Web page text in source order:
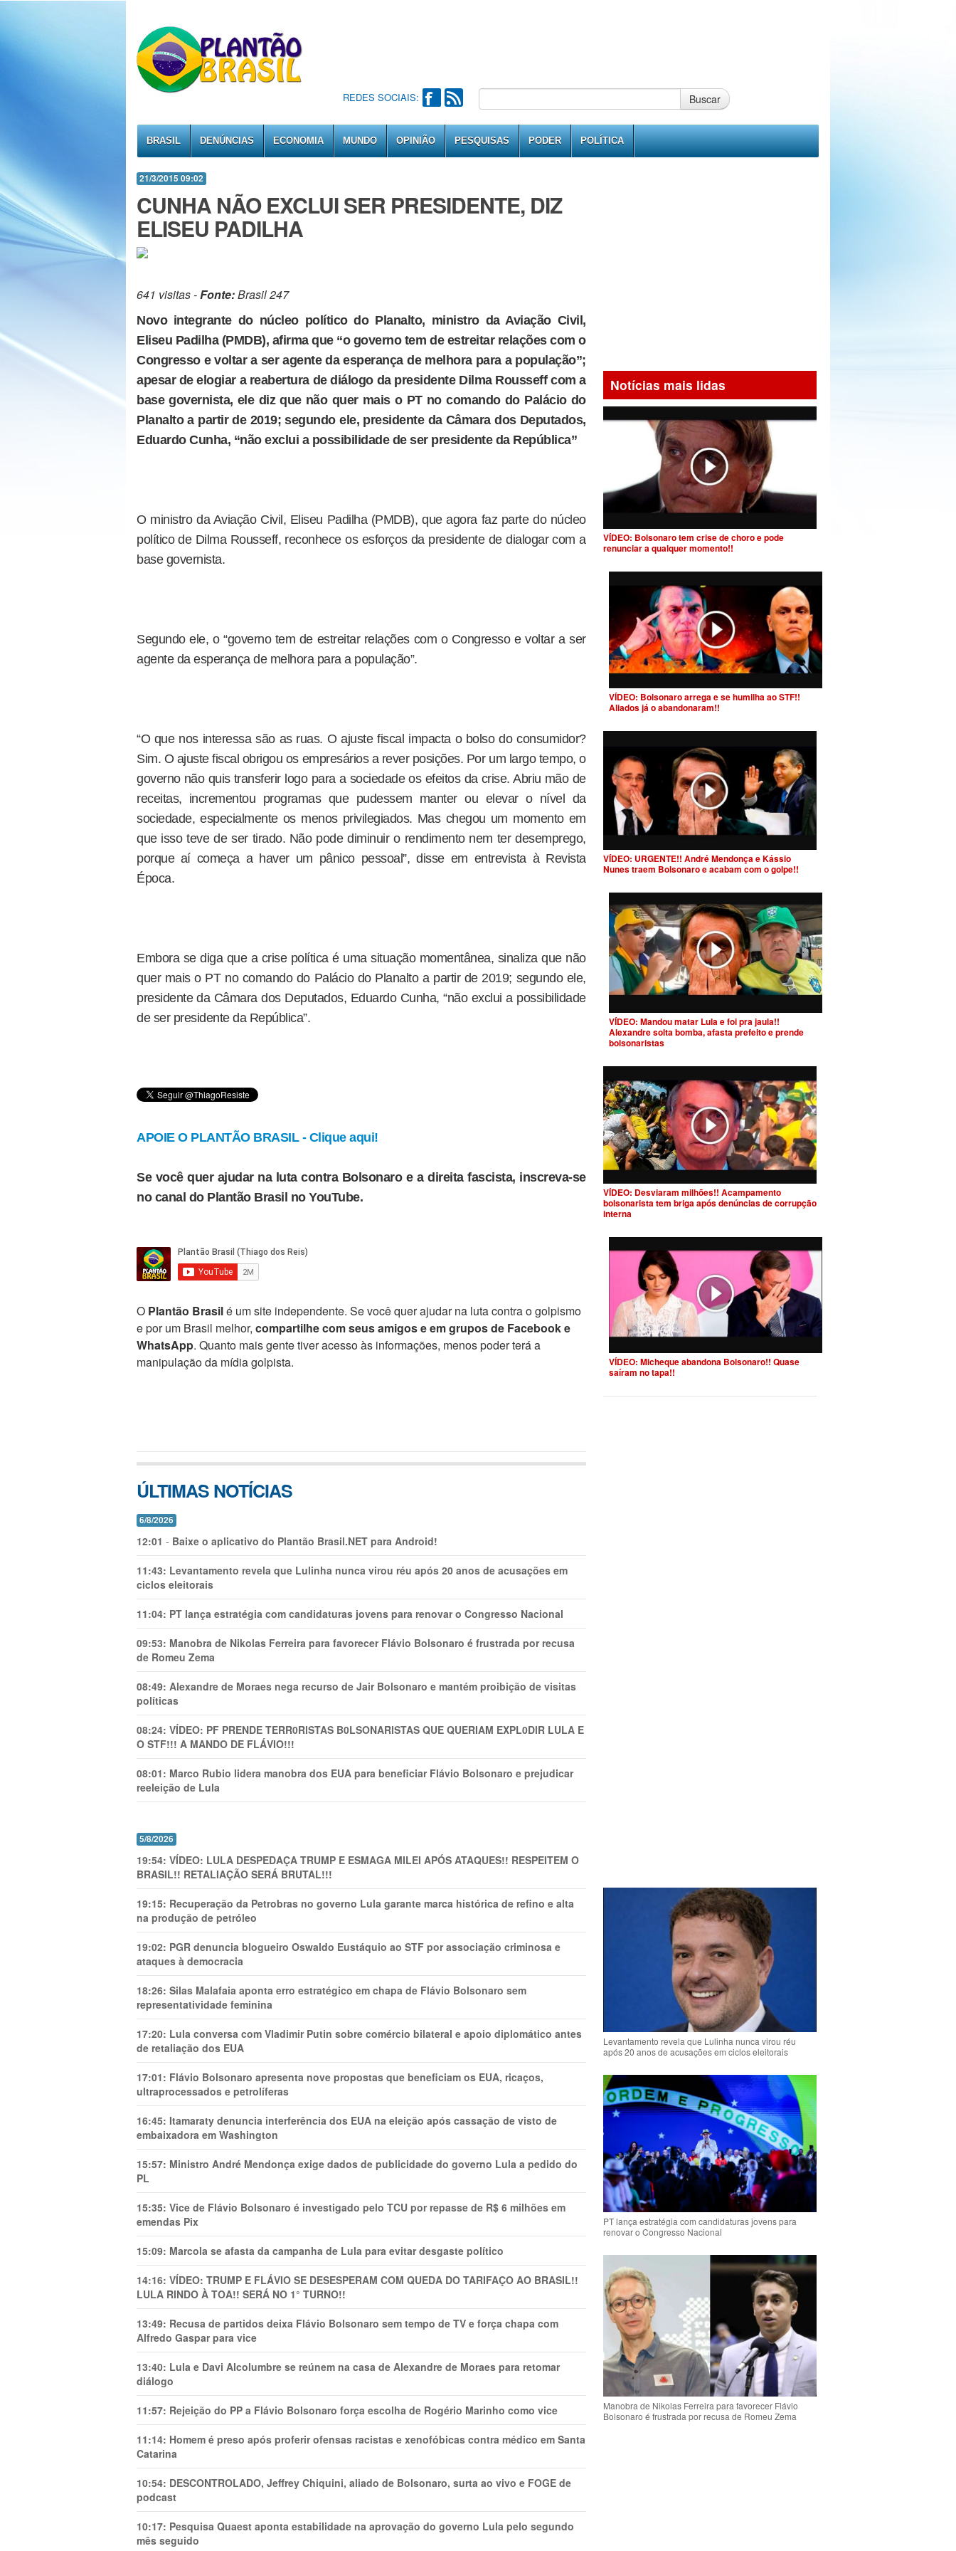
REDES SOCIAIS: Buscar
BRASIL DENÚNCIAS ECONOMIA MUNDO OPINIÃO PESQUISAS PODER POLÍTICA
21/3/2015 09:02
CUNHA NÃO EXCLUI SER PRESIDENTE, DIZ
ELISEU PADILHA
641 visitas -Fonte:Brasil 247
Novo integrante do núcleo político do Planalto, ministro da Aviação Civil,
Eliseu Padilha (PMDB), afirma que “o governo tem de estreitar relações com o
Congresso e voltar a ser agente da esperança de melhora para a população”;
apesar de elogiar a reabertura de diálogo da presidente Dilma Rousseff com a
base governista, ele diz que não quer mais o PT no comando do Palácio do
Planalto a partir de 2019; segundo ele, presidente da Câmara dos Deputados,
Eduardo Cunha, “não exclui a possibilidade de ser presidente da República”
O ministro da Aviação Civil, Eliseu Padilha (PMDB), que agora faz parte do núcleo
político de Dilma Rousseff, reconhece os esforços da presidente de dialogar com a
base governista.
Segundo ele, o “governo tem de estreitar relações com o Congresso e voltar a ser
agente da esperança de melhora para a população”.
“O que nos interessa são as ruas. O ajuste fiscal impacta o bolso do consumidor?
Sim. O ajuste fiscal obrigou os empresários a rever posições. Por um largo tempo, o
governo não quis transferir logo para a sociedade os efeitos da crise. Abriu mão de
receitas, incrementou programas que pudessem manter ou elevar o nível da
sociedade, especialmente os menos privilegiados. Mas chegou um momento em
que isso teve de ser tirado. Não pode diminuir o rendimento nem ter desemprego,
porque aí começa a haver um pânico pessoal”, disse em entrevista à Revista
Época.
Embora se diga que a crise política é uma situação momentânea, sinaliza que não
quer mais o PT no comando do Palácio do Planalto a partir de 2019; segundo ele,
presidente da Câmara dos Deputados, Eduardo Cunha, “não exclui a possibilidade
de ser presidente da República”.
APOIE O PLANTÃO BRASIL - Clique aqui!
Se você quer ajudar na luta contra Bolsonaro e a direita fascista, inscreva-se
no canal do Plantão Brasil no YouTube.
O Plantão Brasilé um site independente. Se você quer ajudar na luta contra o golpismo
e por um Brasil melhor, compartilhe com seus amigos e em grupos de Facebook e
WhatsApp. Quanto mais gente tiver acesso às informações, menos poder terá a
manipulação da mídia golpista.
ÚLTIMAS NOTÍCIAS
6/8/2026
12:01 - Baixe o aplicativo do Plantão Brasil.NET para Android!
11:43: Levantamento revela que Lulinha nunca virou réu após 20 anos de acusações em
ciclos eleitorais
11:04: PT lança estratégia com candidaturas jovens para renovar o Congresso Nacional
09:53: Manobra de Nikolas Ferreira para favorecer Flávio Bolsonaro é frustrada por recusa
de Romeu Zema
08:49: Alexandre de Moraes nega recurso de Jair Bolsonaro e mantém proibição de visitas
políticas
08:24: VÍDEO: PF PRENDE TERR0RlSTAS B0LSONARlSTAS QUE QUERIAM EXPL0DlR LULA E
O STF!!! A MANDO DE FLÁVIO!!!
08:01: Marco Rubio lidera manobra dos EUA para beneficiar Flávio Bolsonaro e prejudicar
reeleição de Lula
5/8/2026
19:54: VÍDEO: LULA DESPEDAÇA TRUMP E ESMAGA MILEI APÓS ATAQUES!! RESPEITEM O
BRASIL!! RETALIAÇÃO SERÁ BRUTAL!!!
19:15: Recuperação da Petrobras no governo Lula garante marca histórica de refino e alta
na produção de petróleo
19:02: PGR denuncia blogueiro Oswaldo Eustáquio ao STF por associação criminosa e
ataques à democracia
18:26: Silas Malafaia aponta erro estratégico em chapa de Flávio Bolsonaro sem
representatividade feminina
17:20: Lula conversa com Vladimir Putin sobre comércio bilateral e apoio diplomático antes
de retaliação dos EUA
17:01: Flávio Bolsonaro apresenta nove propostas que beneficiam os EUA, ricaços,
ultraprocessados e petrolíferas
16:45: Itamaraty denuncia interferência dos EUA na eleição após cassação de visto de
embaixadora em Washington
15:57: Ministro André Mendonça exige dados de publicidade do governo Lula a pedido do
PL
15:35: Vice de Flávio Bolsonaro é investigado pelo TCU por repasse de R$ 6 milhões em
emendas Pix
15:09: Marcola se afasta da campanha de Lula para evitar desgaste político
14:16: VÍDEO: TRUMP E FLÁVIO SE DESESPERAM COM QUEDA DO TARIFAÇO AO BRASIL!!
LULA RINDO À TOA!! SERÁ NO 1° TURNO!!
13:49: Recusa de partidos deixa Flávio Bolsonaro sem tempo de TV e força chapa com
Alfredo Gaspar para vice
13:40: Lula e Davi Alcolumbre se reúnem na casa de Alexandre de Moraes para retomar
diálogo
11:57: Rejeição do PP a Flávio Bolsonaro força escolha de Rogério Marinho como vice
11:14: Homem é preso após proferir ofensas racistas e xenofóbicas contra médico em Santa
Catarina
10:54: DESCONTROLADO, Jeffrey Chiquini, aliado de Bolsonaro, surta ao vivo e FOGE de
podcast
10:17: Pesquisa Quaest aponta estabilidade na aprovação do governo Lula pelo segundo
mês seguido
Notícias mais lidas
VÍDEO: Bolsonaro tem crise de choro e pode
renunciar a qualquer momento!!
VÍDEO: Bolsonaro arrega e se humilha ao STF!!
Aliados já o abandonaram!!
VÍDEO: URGENTE!! André Mendonça e Kássio
Nunes traem Bolsonaro e acabam com o golpe!!
VÍDEO: Mandou matar Lula e foi pra jaula!!
Alexandre solta bomba, afasta prefeito e prende
bolsonaristas
VÍDEO: Desviaram milhões!! Acampamento
bolsonarista tem briga após denúncias de corrupção
interna
VÍDEO: Micheque abandona Bolsonaro!! Quase
saíram no tapa!!
Levantamento revela que Lulinha nunca virou réu
após 20 anos de acusações em ciclos eleitorais
PT lança estratégia com candidaturas jovens para
renovar o Congresso Nacional
Manobra de Nikolas Ferreira para favorecer Flávio
Bolsonaro é frustrada por recusa de Romeu Zema